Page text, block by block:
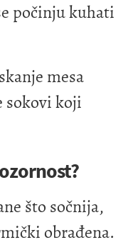
počinju kuhati
mesa
sokovi koji
što sočnija,
obrađena.